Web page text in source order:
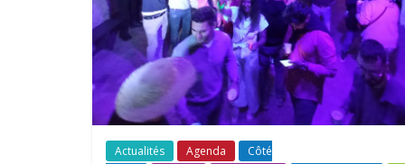
Actualités Agenda
Côté